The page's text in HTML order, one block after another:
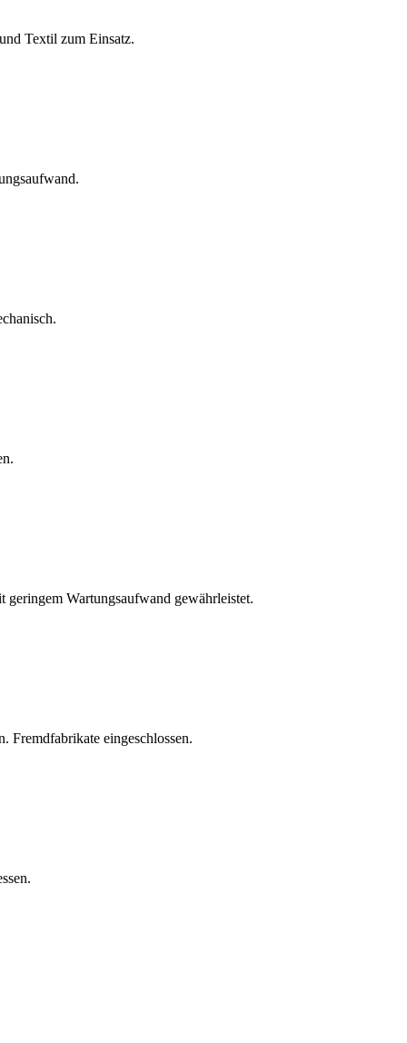
Textil zum Einsatz.
Wartungsaufwand gewährleistet.
Fremdfabrikate eingeschlossen.